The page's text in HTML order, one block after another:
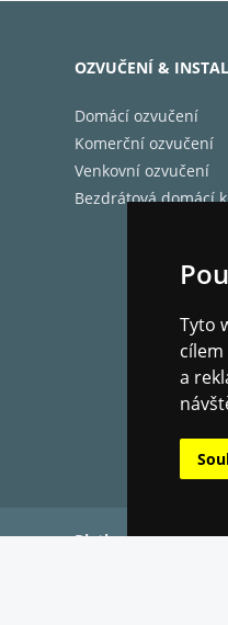
Tyto
a
OZVUČENÍ &
Domácí ozvučení
Komerční ozvučení
Venkovní ozvučení
Bezdrátová domácí
Platba